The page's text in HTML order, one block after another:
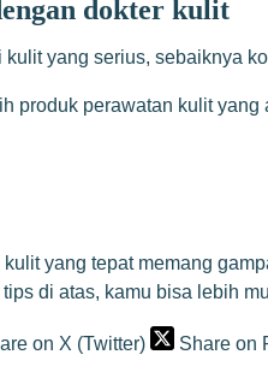
dokter kulit
yang serius, sebaiknya
produk perawatan kulit
yang tepat memang
di atas, kamu bisa lebih
on X (Twitter) Share on